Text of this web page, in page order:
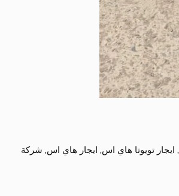
, ايجار تويوتا هاي اس, ايجار هاي اس, شركة